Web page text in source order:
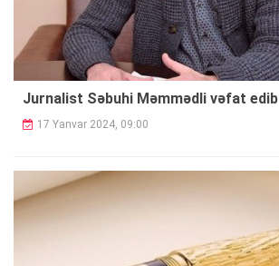
Jurnalist Səbuhi Məmmədli vəfat edib
17 Yanvar 2024, 09:00